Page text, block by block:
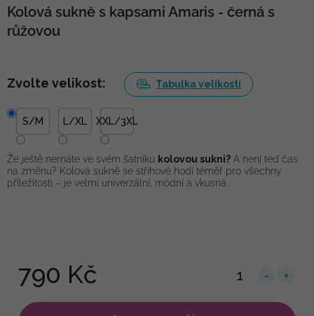
Kolová sukně s kapsami Amaris - černá s
růžovou
790 Kč
Zvolte velikost: Tabulka velikostí
S/M L/XL XXL/3XL
Že ještě nemáte ve svém šatníku kolovou sukni? A není teď čas
na změnu? Kolová sukně se střihově hodí téměř pro všechny
příležitosti – je velmi univerzální, módní a vkusná.